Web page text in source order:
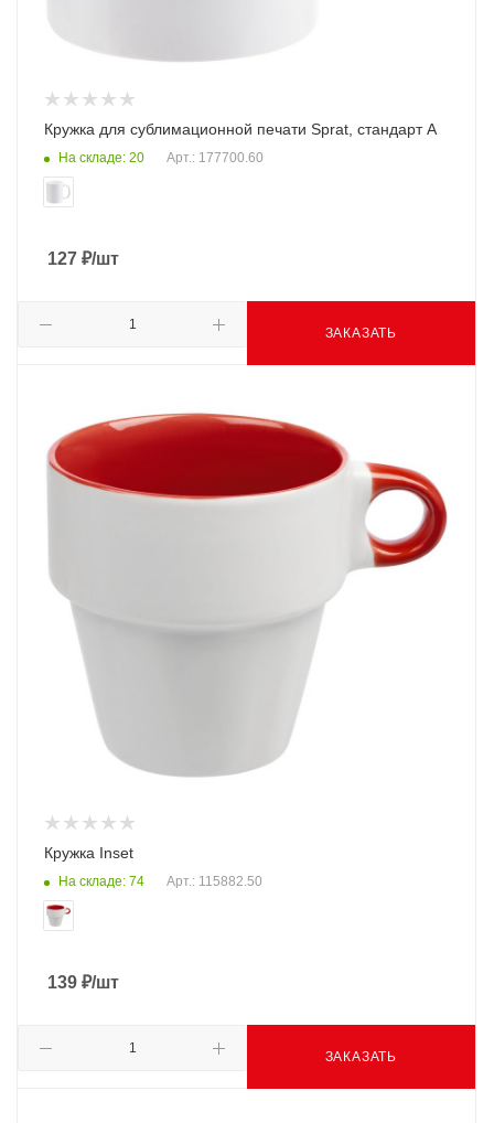
Кружка для сублимационной печати Sprat, cтандарт A
На складе: 20 Арт.: 177700.60
127 ₽/шт
ЗАКАЗАТЬ
Кружка Inset
На складе: 74 Арт.: 115882.50
139 ₽/шт
ЗАКАЗАТЬ